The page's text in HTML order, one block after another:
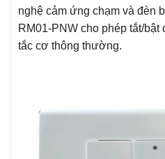
nghệ cảm ứng chạm và đèn
RM01-PNW cho phép tắt/
tắc cơ thông thường.